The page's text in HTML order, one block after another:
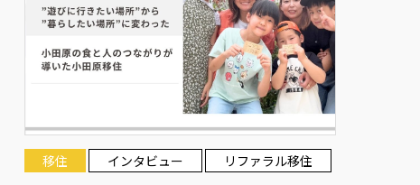
移住 インタビュー リファラル移住